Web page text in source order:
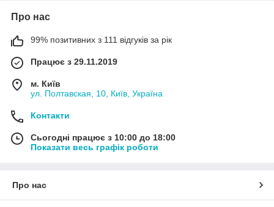
Про нас
99% позитивних з 111 відгуків за рік
Працює з 29.11.2019
м. Київ
ул. Полтавская, 10, Київ, Україна
Контакти
Сьогодні працює з 10:00 до 18:00
Показати весь графік роботи
Про нас